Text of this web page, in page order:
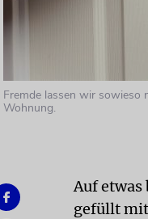
Fremde lassen wir sowieso
Wohnung.
Auf
gefüllt